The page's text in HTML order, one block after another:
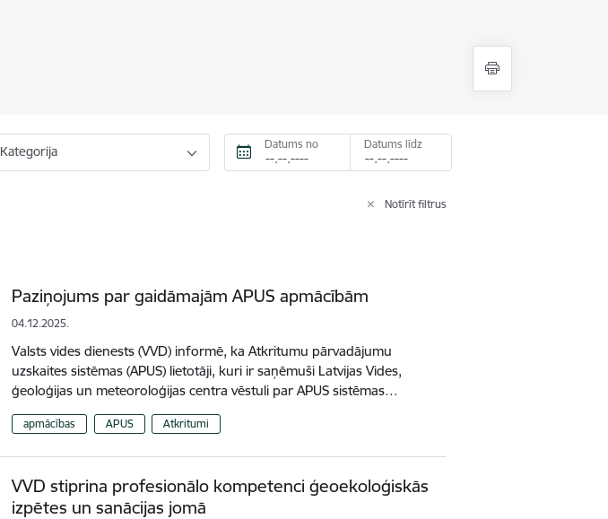
Kategorija Datums no Datums līdz
Notīrīt filtrus
Paziņojums par gaidāmajām APUS apmācībām
04.12.2025.
Valsts vides dienests (VVD) informē, ka Atkritumu pārvadājumu
uzskaites sistēmas (APUS) lietotāji, kuri ir saņēmuši Latvijas Vides,
ģeoloģijas un meteoroloģijas centra vēstuli par APUS sistēmas…
apmācības APUS Atkritumi
VVD stiprina profesionālo kompetenci ģeoekoloģiskās
izpētes un sanācijas jomā